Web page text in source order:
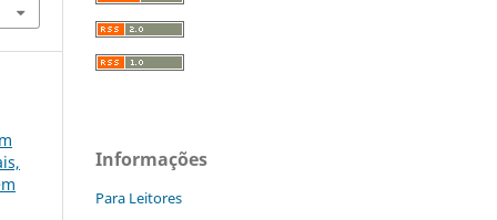
Informações
Para Leitores